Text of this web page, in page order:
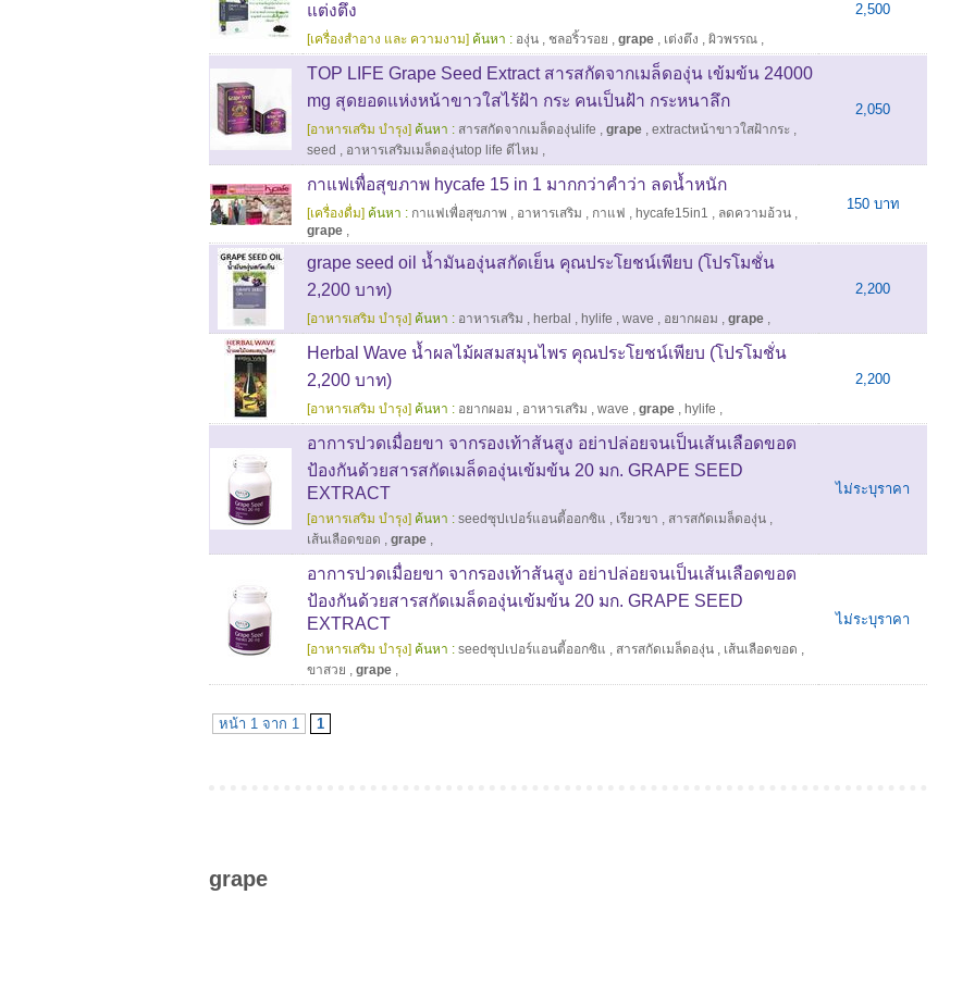
แต่งตึง
[เครื่องสำอาง และ ความงาม] ค้นหา : องุ่น , ชลอริ้วรอย , grape , เต่งตึง , ผิวพรรณ ,
2,500
TOP LIFE Grape Seed Extract สารสกัดจากเมล็ดองุ่น เข้มข้น 24000
mg สุดยอดแห่งหน้าขาวใสไร้ฝ้า กระ คนเป็นฝ้า กระหนาลึก
[อาหารเสริม บำรุง] ค้นหา : สารสกัดจากเมล็ดองุ่นlife , grape , extractหน้าขาวใสฝ้ากระ ,
seed , อาหารเสริมเมล็ดองุ่นtop life ดีไหม ,
2,050
กาแฟเพื่อสุขภาพ hycafe 15 in 1 มากกว่าคำว่า ลดน้ำหนัก
[เครื่องดื่ม] ค้นหา : กาแฟเพื่อสุขภาพ , อาหารเสริม , กาแฟ , hycafe15in1 , ลดความอ้วน ,
grape ,
150 บาท
grape seed oil น้ำมันองุ่นสกัดเย็น คุณประโยชน์เพียบ (โปรโมชั่น
2,200 บาท)
[อาหารเสริม บำรุง] ค้นหา : อาหารเสริม , herbal , hylife , wave , อยากผอม , grape ,
2,200
Herbal Wave น้ำผลไม้ผสมสมุนไพร คุณประโยชน์เพียบ (โปรโมชั่น
2,200 บาท)
[อาหารเสริม บำรุง] ค้นหา : อยากผอม , อาหารเสริม , wave , grape , hylife ,
2,200
อาการปวดเมื่อยขา จากรองเท้าส้นสูง อย่าปล่อยจนเป็นเส้นเลือดขอด
ป้องกันด้วยสารสกัดเมล็ดองุ่นเข้มข้น 20 มก. GRAPE SEED
EXTRACT
[อาหารเสริม บำรุง] ค้นหา : seedซุปเปอร์แอนตี้ออกซิแ , เรียวขา , สารสกัดเมล็ดองุ่น ,
เส้นเลือดขอด , grape ,
ไม่ระบุราคา
อาการปวดเมื่อยขา จากรองเท้าส้นสูง อย่าปล่อยจนเป็นเส้นเลือดขอด
ป้องกันด้วยสารสกัดเมล็ดองุ่นเข้มข้น 20 มก. GRAPE SEED
EXTRACT
[อาหารเสริม บำรุง] ค้นหา : seedซุปเปอร์แอนตี้ออกซิแ , สารสกัดเมล็ดองุ่น , เส้นเลือดขอด ,
ขาสวย , grape ,
ไม่ระบุราคา
หน้า 1 จาก 1 1
grape